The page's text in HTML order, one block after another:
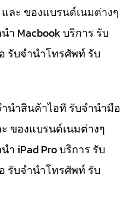
ละ ของแบรนด์เนมต่างๆ
ำ Macbook บริการ รับ
รับจำนำโทรศัพท์ รับ
ำนำสินค้าไอที รับจำนำมือ
ของแบรนด์เนมต่างๆ
iPad Pro บริการ รับ
รับจำนำโทรศัพท์ รับ